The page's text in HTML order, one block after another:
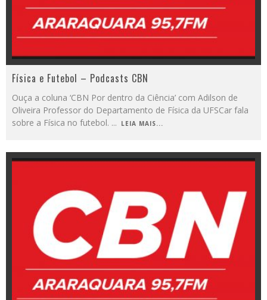
Física e Futebol – Podcasts CBN
Ouça a coluna ‘CBN Por dentro da Ciência’ com Adilson de
Oliveira Professor do Departamento de Física da UFSCar fala
sobre a Física no futebol. ... LEIA MAIS...